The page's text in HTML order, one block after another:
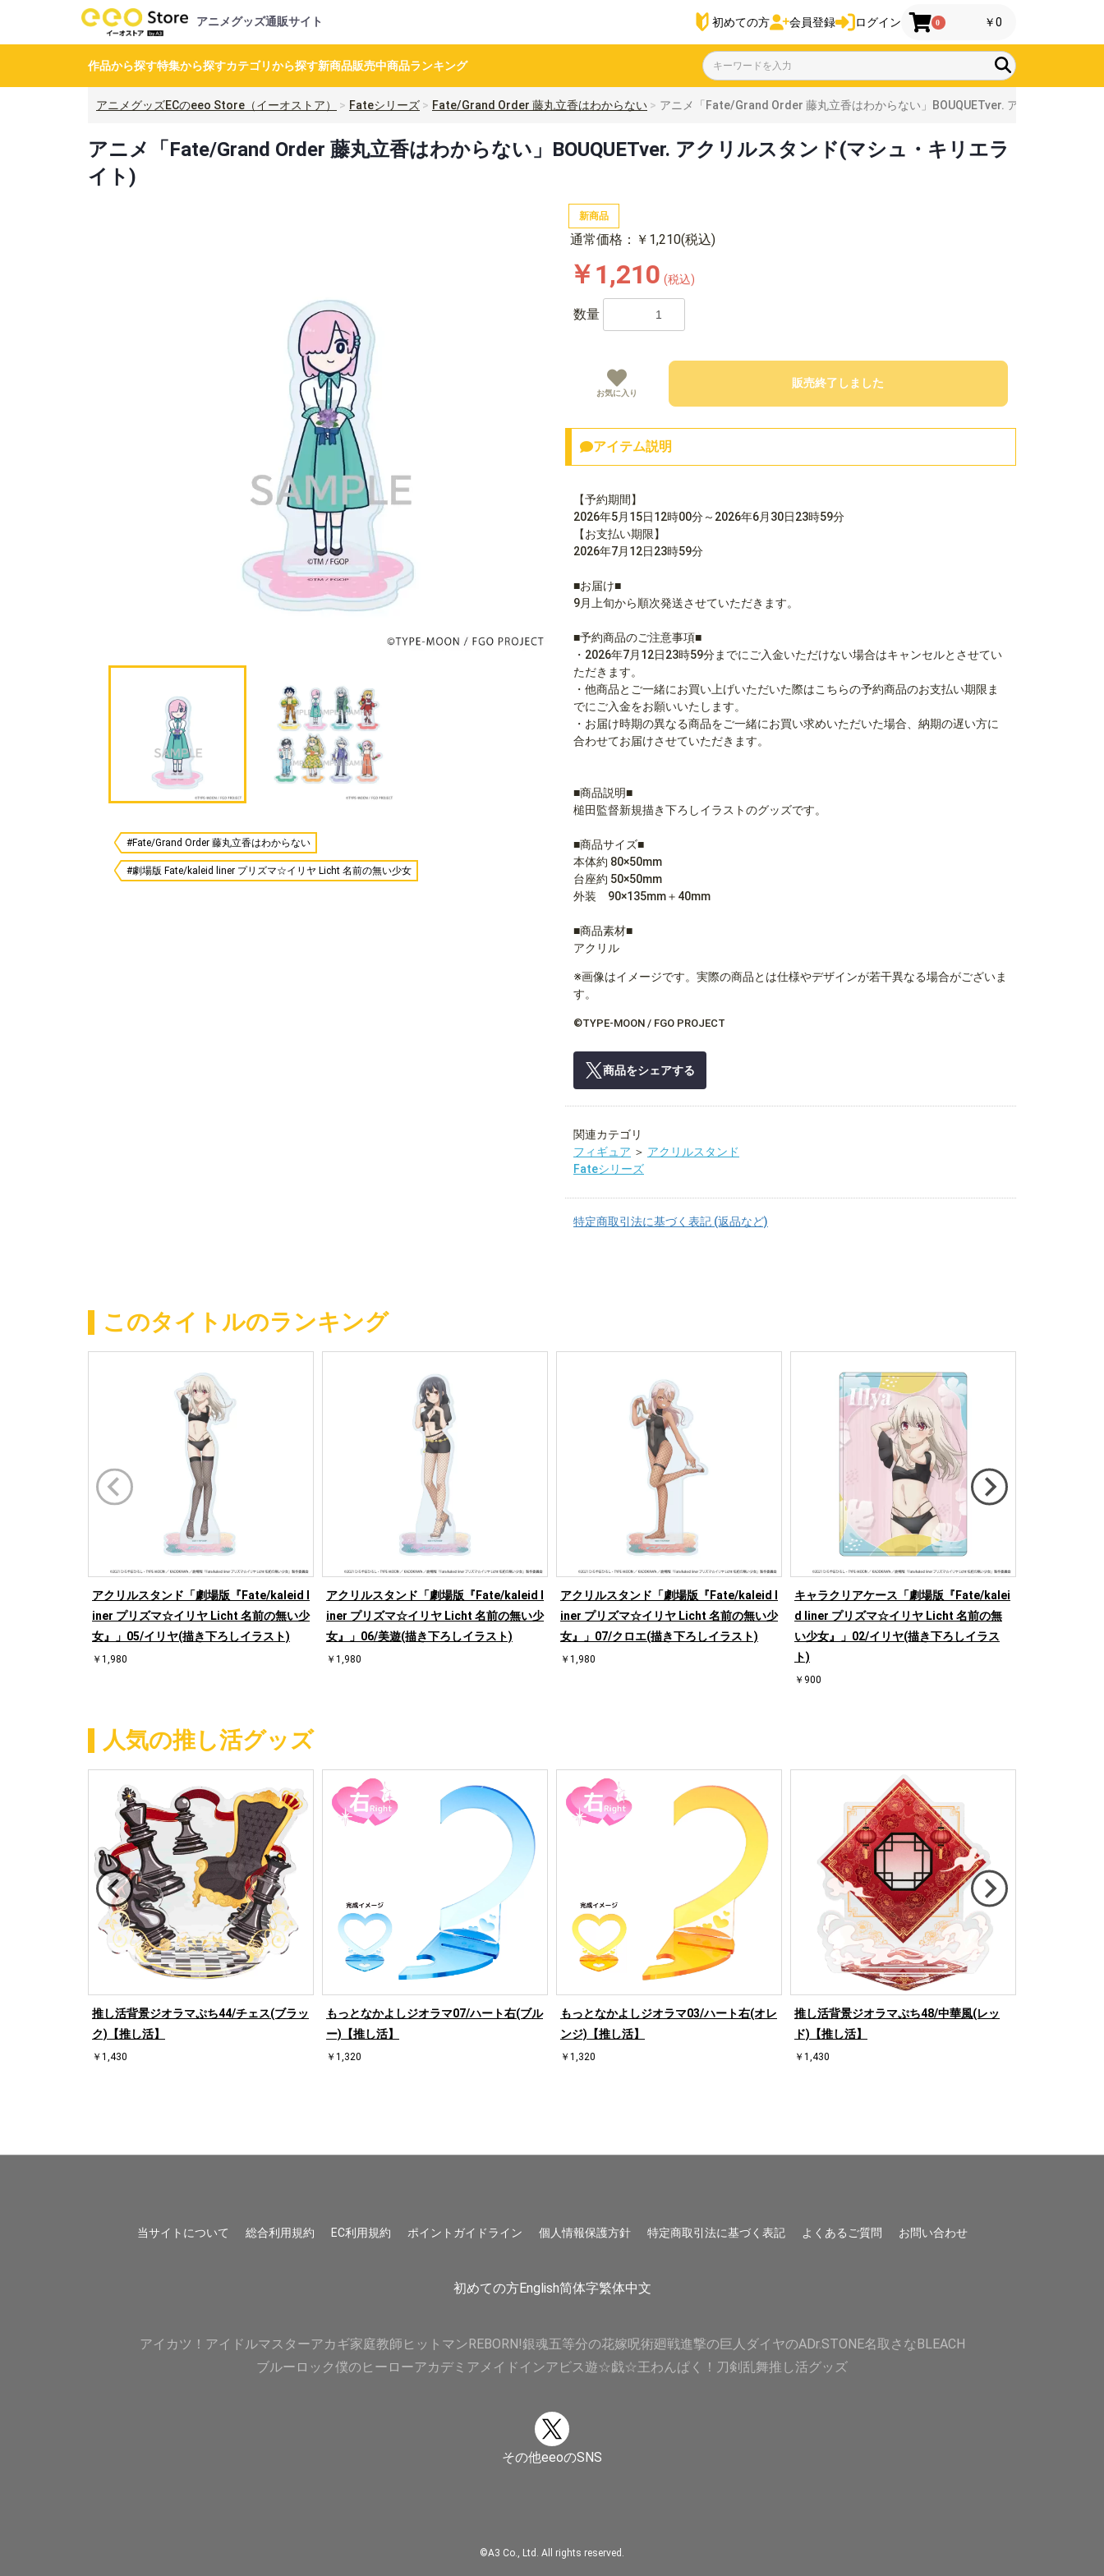
アニメグッズ通販サイト 初めての方 会員登録 ログイン 0 ￥0
作品から探す特集から探すカテゴリから探す新商品販売中商品ランキング
アニメグッズECのeeo Store（イーオストア） Fateシリーズ Fate/Grand Order 藤丸立香はわからない アニメ「Fate/Grand Order 藤丸立香はわからない」BOUQUETver. アクリルスタン
アニメ「Fate/Grand Order 藤丸立香はわからない」BOUQUETver. アクリルスタンド(マシュ・キリエラ
イト)
#Fate/Grand Order 藤丸立香はわからない
#劇場版 Fate/kaleid liner プリズマ☆イリヤ Licht 名前の無い少女
新商品
通常価格：￥1,210(税込)
￥1,210 (税込)
お気に入り
販売終了しました
数量
アイテム説明
【予約期間】
2026年5月15日12時00分～2026年6月30日23時59分
【お支払い期限】
2026年7月12日23時59分
■お届け■
9月上旬から順次発送させていただきます。
■予約商品のご注意事項■
・2026年7月12日23時59分までにご入金いただけない場合はキャンセルとさせてい
ただきます。
・他商品とご一緒にお買い上げいただいた際はこちらの予約商品のお支払い期限ま
でにご入金をお願いいたします。
・お届け時期の異なる商品をご一緒にお買い求めいただいた場合、納期の遅い方に
合わせてお届けさせていただきます。
■商品説明■
槌田監督新規描き下ろしイラストのグッズです。
■商品サイズ■
本体約 80×50mm
台座約 50×50mm
外装 90×135mm＋40mm
■商品素材■
アクリル
※画像はイメージです。実際の商品とは仕様やデザインが若干異なる場合がございま
す。
©TYPE-MOON / FGO PROJECT
商品をシェアする
関連カテゴリ
フィギュア ＞ アクリルスタンド
Fateシリーズ
特定商取引法に基づく表記 (返品など)
このタイトルのランキング
アクリルスタンド「劇場版『Fate/kaleid l
iner プリズマ☆イリヤ Licht 名前の無い少
女』」05/イリヤ(描き下ろしイラスト)
￥1,980
アクリルスタンド「劇場版『Fate/kaleid l
iner プリズマ☆イリヤ Licht 名前の無い少
女』」06/美遊(描き下ろしイラスト)
￥1,980
アクリルスタンド「劇場版『Fate/kaleid l
iner プリズマ☆イリヤ Licht 名前の無い少
女』」07/クロエ(描き下ろしイラスト)
￥1,980
キャラクリアケース「劇場版『Fate/kalei
d liner プリズマ☆イリヤ Licht 名前の無
い少女』」02/イリヤ(描き下ろしイラス
ト)
￥900
人気の推し活グッズ
推し活背景ジオラマぷち44/チェス(ブラッ
ク)【推し活】
￥1,430
もっとなかよしジオラマ07/ハート右(ブル
ー)【推し活】
￥1,320
もっとなかよしジオラマ03/ハート右(オレ
ンジ)【推し活】
￥1,320
推し活背景ジオラマぷち48/中華風(レッ
ド)【推し活】
￥1,430
当サイトについて 総合利用規約 EC利用規約 ポイントガイドライン 個人情報保護方針 特定商取引法に基づく表記 よくあるご質問 お問い合わせ
初めての方English简体字繁体中文
アイカツ！ アイドルマスターアカギ家庭教師ヒットマンREBORN!銀魂五等分の花嫁呪術廻戦進撃の巨人 ダイヤのADr.STONE名取さな BLEACH
ブルーロック僕のヒーローアカデミア メイドインアビス遊☆戯☆王わんぱく！刀剣乱舞推し活グッズ
その他eeoのSNS
©A3 Co., Ltd. All rights reserved.